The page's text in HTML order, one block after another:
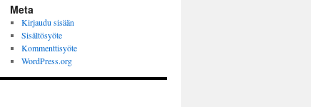
Meta
Kirjaudu sisään
Sisältösyöte
Kommenttisyöte
WordPress.org